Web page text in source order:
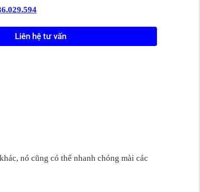
Liên hệ tư vấn
nó cũng có thể nhanh chóng mài các